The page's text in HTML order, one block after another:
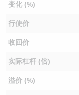
变化 (%)
行使价
收回价
实际杠杆 (倍)
溢价 (%)